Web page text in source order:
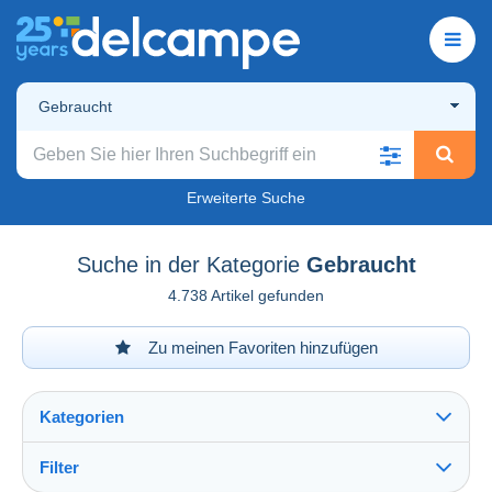
Gebraucht
Erweiterte Suche
Suche in der Kategorie Gebraucht
4.738 Artikel gefunden
Zu meinen Favoriten hinzufügen
Kategorien
Filter